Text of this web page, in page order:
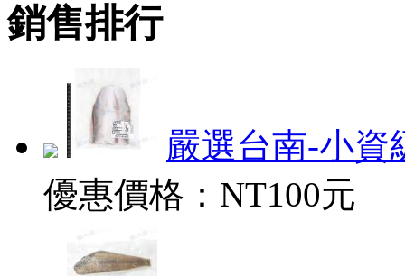
銷售排行
嚴選台南-小資
優惠價格： NT100元